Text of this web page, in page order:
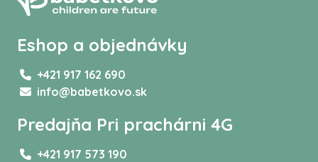
Eshop a objednávky
+421 917 162 690
info@babetkovo.sk
Predajňa Pri prachárni 4G
+421 917 573 190